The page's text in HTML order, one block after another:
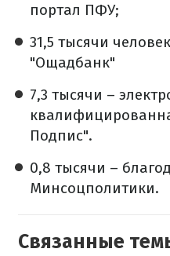
портал ПФУ;
31,5 тысячи
"Ощадбанк"
7,3 тысячи –
Подпис".
0,8 тысячи –
Минсоцполитики.
Связанные